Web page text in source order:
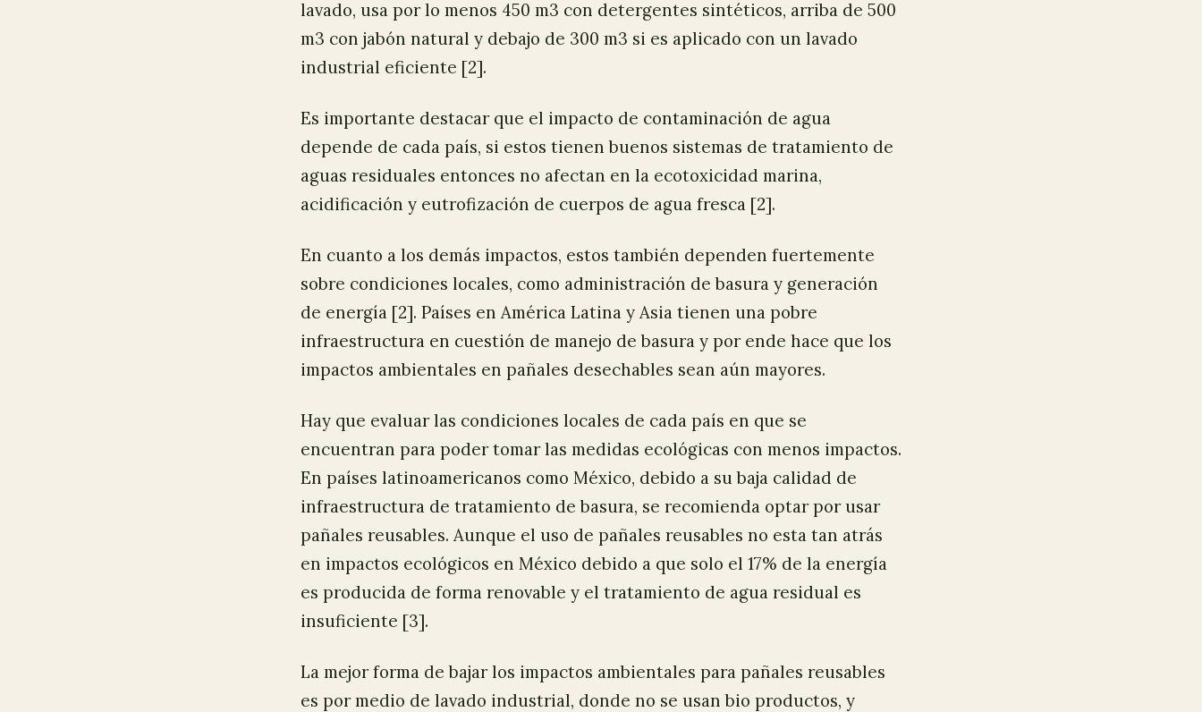
lavado, usa por lo menos 450 m3 con detergentes sintéticos, arriba de 500
m3 con jabón natural y debajo de 300 m3 si es aplicado con un lavado
industrial eficiente [2].
Es importante destacar que el impacto de contaminación de agua
depende de cada país, si estos tienen buenos sistemas de tratamiento de
aguas residuales entonces no afectan en la ecotoxicidad marina,
acidificación y eutrofización de cuerpos de agua fresca [2].
En cuanto a los demás impactos, estos también dependen fuertemente
sobre condiciones locales, como administración de basura y generación
de energía [2]. Países en América Latina y Asia tienen una pobre
infraestructura en cuestión de manejo de basura y por ende hace que los
impactos ambientales en pañales desechables sean aún mayores.
Hay que evaluar las condiciones locales de cada país en que se
encuentran para poder tomar las medidas ecológicas con menos impactos.
En países latinoamericanos como México, debido a su baja calidad de
infraestructura de tratamiento de basura, se recomienda optar por usar
pañales reusables. Aunque el uso de pañales reusables no esta tan atrás
en impactos ecológicos en México debido a que solo el 17% de la energía
es producida de forma renovable y el tratamiento de agua residual es
insuficiente [3].
La mejor forma de bajar los impactos ambientales para pañales reusables
es por medio de lavado industrial, donde no se usan bio productos, y